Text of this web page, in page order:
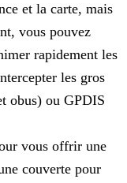
et la carte, mais
vous pouvez
rapidement les
les gros
obus) ou GPDIS
vous offrir une
couverte pour